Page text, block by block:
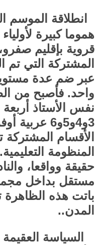
انطلاقة الموسم
هموما كبيرة
قروية بإقليم
المشتركة التي تم
عبر ضم عدة
واحد. فأصبح من
نفس الأستاذ
3و4و5و6
الأقسام المشتركة
المنظومة
حقيقة وواقعا،
مستقل بداخل
باتت هذه
المدن..
السياسة